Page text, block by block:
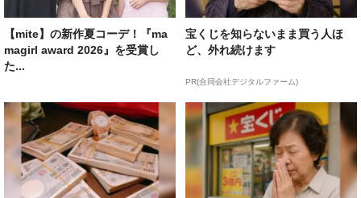
【mite】の新作夏コーデ！『ma
magirl award 2026』を受賞し
た...
宝くじを知らないまま買う人ほ
ど、外れ続けます
PR(合同会社デジタルファーム)